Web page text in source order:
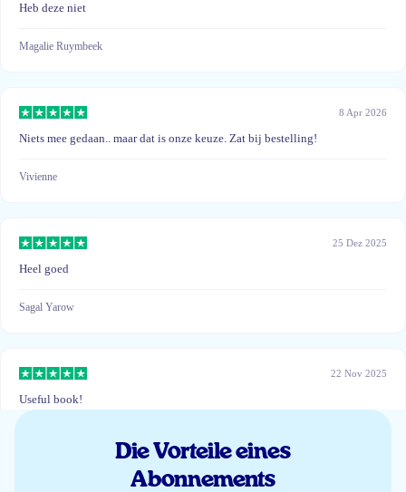
Heb deze niet
Magalie Ruymbeek
8 Apr 2026
Niets mee gedaan.. maar dat is onze keuze. Zat bij bestelling!
Vivienne
25 Dez 2025
Heel goed
Sagal Yarow
22 Nov 2025
Useful book!
Die Vorteile eines
Abonnements